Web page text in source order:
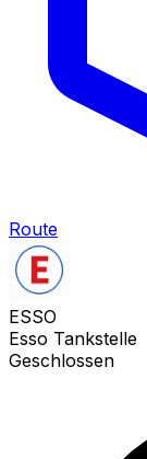
Route
ESSO
Esso Tankstelle
Geschlossen